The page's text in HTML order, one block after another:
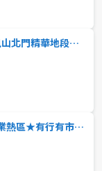
?邊間正四樓騎樓透天★鳳山北門精華地段★近鳳山車站
三民大昌二路金地段★商業熱區★有行有市店面釋出